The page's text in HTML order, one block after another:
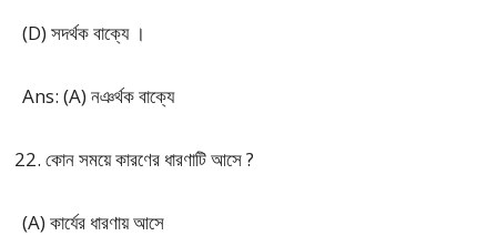
(D) সদর্থক বাক্যে ।
Ans: (A) নঞর্থক বাক্যে
কোন সময়ে কারণের ধারণাটি আসে ?
(A) কার্যের ধারণায় আসে